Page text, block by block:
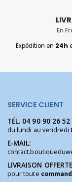
En
Expédition en 24h
SERVICE CLIENT
TÉL. 04 90 90 26 52
du lundi au vendredi
E-MAIL:
LIVRAISON OFFERTE
pour toute